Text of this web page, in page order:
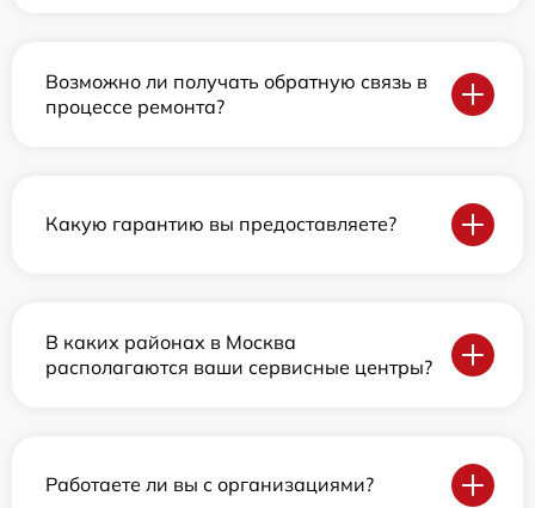
Возможно ли получать обратную связь в
процессе ремонта?
Какую гарантию вы предоставляете?
В каких районах в Москва
располагаются ваши сервисные центры?
Работаете ли вы с организациями?